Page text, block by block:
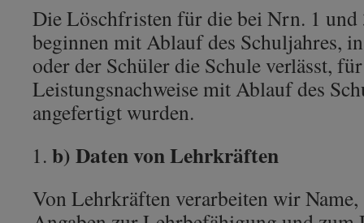
Die Löschfristen für die bei Nrn. 1 und
beginnen mit Ablauf des Schuljahres,
oder der Schüler die Schule verlässt,
Leistungsnachweise mit Ablauf des
angefertigt wurden.
b) Daten von Lehrkräften
Von Lehrkräften verarbeiten wir Name,